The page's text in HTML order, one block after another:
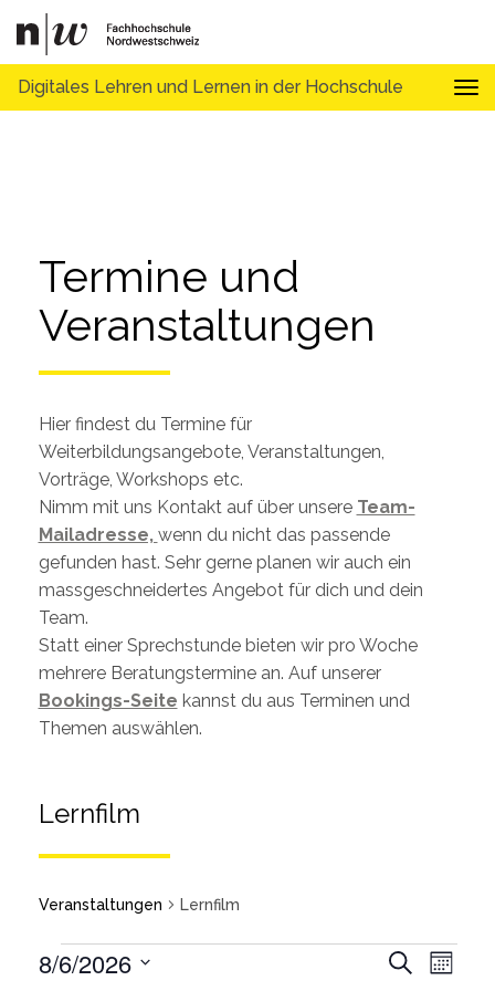
Digitales Lehren und Lernen in der Hochschule
Termine und
Veranstaltungen
Hier findest du Termine für
Weiterbildungsangebote, Veranstaltungen,
Vorträge, Workshops etc.
Nimm mit uns Kontakt auf über unsere Team-
Mailadresse, wenn du nicht das passende
gefunden hast. Sehr gerne planen wir auch ein
massgeschneidertes Angebot für dich und dein
Team.
Statt einer Sprechstunde bieten wir pro Woche
mehrere Beratungstermine an. Auf unserer
Bookings-Seite kannst du aus Terminen und
Themen auswählen.
Lernfilm
Veranstaltungen Lernfilm
Suche
Monat
8/6/2026